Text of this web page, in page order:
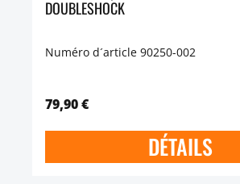
DOUBLESHOCK
Numéro d´article 90250-002
79,90 €
DÉTAILS